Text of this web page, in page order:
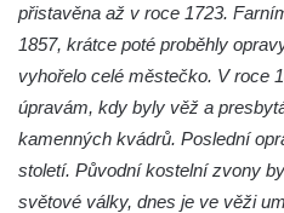
Popravní brána
Křížová cesta Římov – XX.
Veronika potkává Ježíše a
roušky pot z tváře
Křížová cesta Římov – XIX.
kříž nesoucí potkává Pannu
přistavěna až v roce 1723.
1857, krátce poté proběhly
vyhořelo celé městečko. V roce
úpravám, kdy byly věž a
kamenných kvádrů. Poslední
století. Původní kostelní zvony
světové války, dnes je ve věži